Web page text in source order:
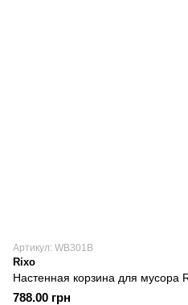
Артикул: WB301B
Rixo
Настенная корзина для мусора
788.00 грн